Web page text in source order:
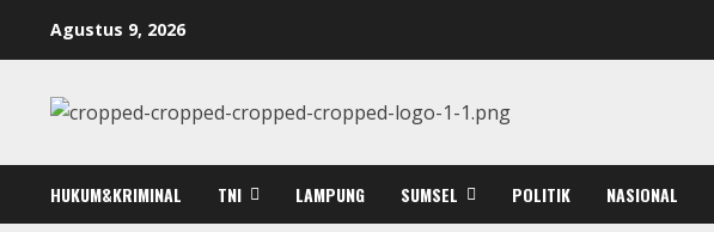
Agustus 9, 2026
HUKUM&KRIMINAL TNI LAMPUNG SUMSEL POLITIK NASIONAL